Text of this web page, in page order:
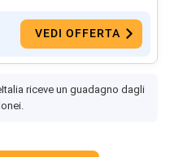
VEDI OFFERTA
riceve un guadagno dagli